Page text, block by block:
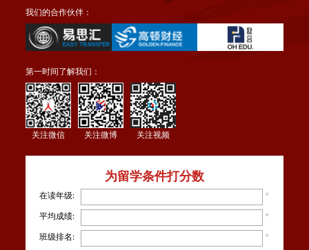
我们的合作伙伴：
第一时间了解我们：
关注微信 关注微博 关注视频
为留学条件打分数
在读年级:
*
平均成绩:
*
班级排名:
*